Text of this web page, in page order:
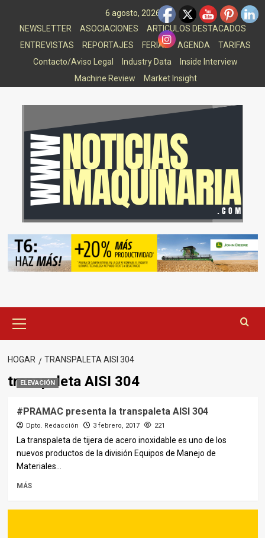
6 agosto, 2026
NEWSLETTER
ASOCIACIONES
ARTICULOS DESTACADOS
ENTREVISTAS
REPORTAJES FERIAS AGENDA
TARIFAS
Contacto/Aviso Legal
Industry Data
Inside Interview
Machine Review
Market Insight
principal
HOGAR TRANSPALETA AISI 304
transpaleta AISI 304
ELEVACIÓN
#PRAMAC presenta la transpaleta AISI 304
Dpto. Redacción 3 febrero, 2017 221
La transpaleta de tijera de acero inoxidable es uno de los
nuevos productos de la división Equipos de Manejo de
Materiales...
MÁS